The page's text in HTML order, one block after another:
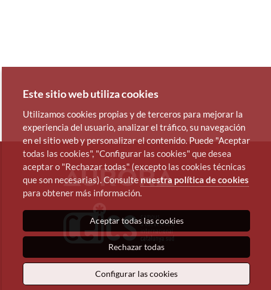
Este sitio web utiliza cookies
Utilizamos cookies propias y de terceros para mejorar la
experiencia del usuario, analizar el tráfico, su navegación
en el sitio web y personalizar el contenido. Puede "Aceptar
todas las cookies", "Configurar las cookies" que desea
aceptar o "Rechazar todas" (excepto las cookies técnicas
que son necesarias). Consulte nuestra política de cookies
para obtener más información.
Aceptar todas las cookies
Rechazar todas
Configurar las cookies